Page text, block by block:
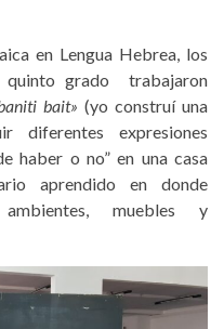
en Lengua Hebrea, los
grado trabajaron
bait» (yo construí una
diferentes expresiones
haber o no” en una casa
aprendido en donde
muebles y